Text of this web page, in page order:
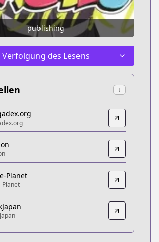
publishing
Verfolgung des Lesens
↓
title/06338c21-dfd9-4ab0-
dp/B0BKV7FV1N
planet.com/manga/bad-girl
Planet
Planet